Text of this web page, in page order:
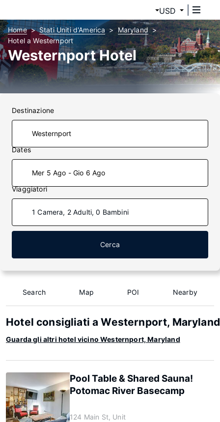
USD
Home Stati Uniti d'America
Maryland
Hotel a Westernport
Westernport Hotel
Destinazione
Dates
Mer 5 Ago - Gio 6 Ago
Viaggiatori
1 Camera, 2 Adulti, 0 Bambini
Cerca
Search Map POI Nearby
Hotel consigliati a Westernport, Maryland
Guarda gli altri hotel vicino Westernport, Maryland
Pool Table & Shared Sauna!
Potomac River Basecamp
124 Main St, Unit